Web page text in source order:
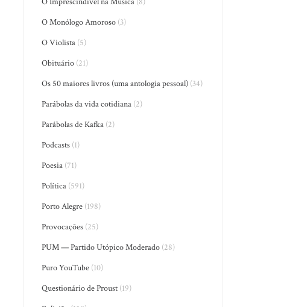
O Monólogo Amoroso (3)
O Violista (5)
Obituário (21)
Os 50 maiores livros (uma antologia pessoal) (34)
Parábolas da vida cotidiana (2)
Parábolas de Kafka (2)
Podcasts (1)
Poesia (71)
Política (591)
Porto Alegre (198)
Provocações (25)
PUM — Partido Utópico Moderado (28)
Puro YouTube (10)
Questionário de Proust (19)